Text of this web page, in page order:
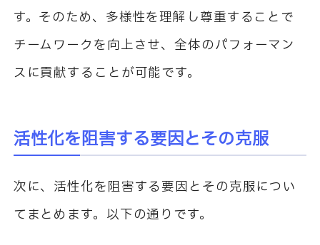
す。そのため、多様性を理解し尊重することで
チームワークを向上させ、全体のパフォーマン
スに貢献することが可能です。
活性化を阻害する要因とその克服
次に、活性化を阻害する要因とその克服につい
てまとめます。以下の通りです。